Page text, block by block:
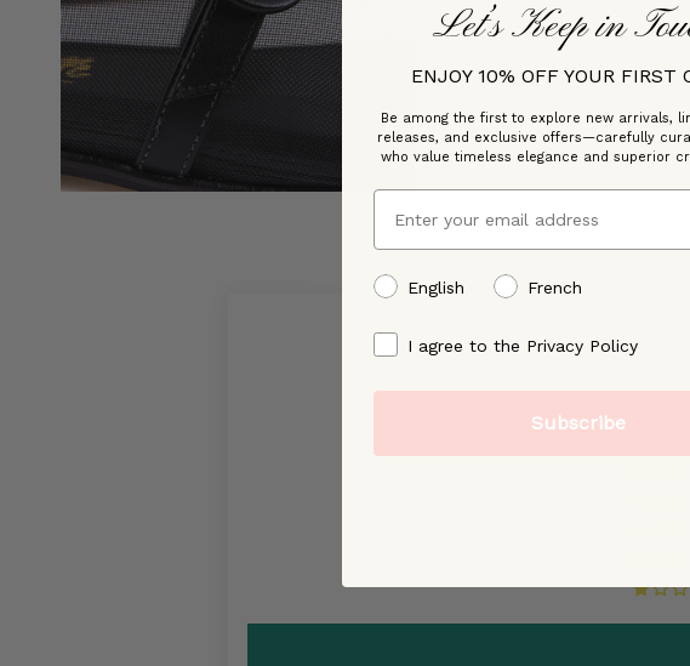
Let’s Keep in
ENJOY 10% OFF YOUR FIRST
Be among the first to explore new arrivals,
releases, and exclusive offers—carefully
who value timeless elegance and superior
Email
preffered language
English French
By signing up, you agree to our
I agree to the Privacy Policy
Subscribe